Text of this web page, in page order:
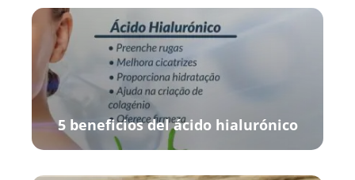
5 beneficios del ácido hialurónico